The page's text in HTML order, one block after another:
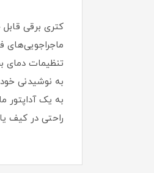
به نوشیدنی
راحتی در کیف